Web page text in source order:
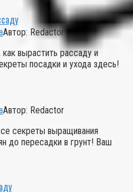
Автор: Redactor
вырастить рассаду и
посадки и ухода здесь!
Автор: Redactor
секреты выращивания
до пересадки в грунт! Ваш